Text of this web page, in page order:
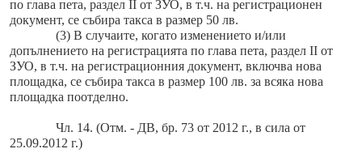
по глава пета, раздел ІІ от ЗУО, в т.ч. на регистрационен
документ, се събира такса в размер 50 лв.
(3) В случаите, когато изменението и/или
допълнението на регистрацията по глава пета, раздел ІІ от
ЗУО, в т.ч. на регистрационния документ, включва нова
площадка, се събира такса в размер 100 лв. за всяка нова
площадка поотделно.
Чл. 14. (Отм. - ДВ, бр. 73 от 2012 г., в сила от
25.09.2012 г.)